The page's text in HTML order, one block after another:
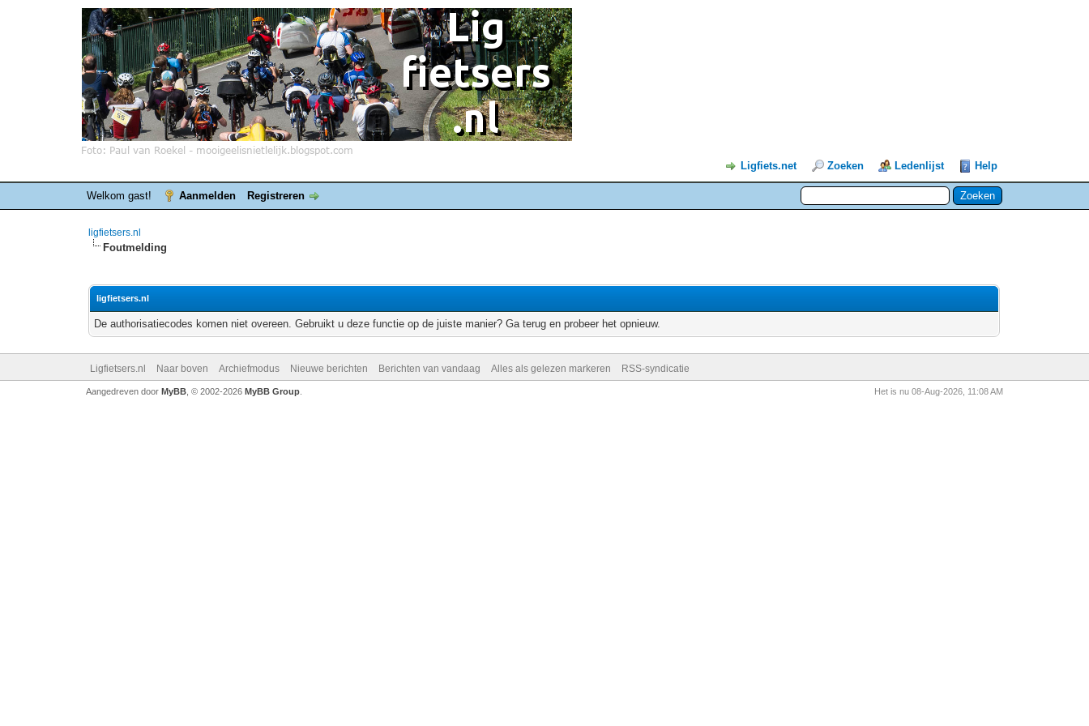
Ligfiets.net Zoeken Ledenlijst Help
Welkom gast! Aanmelden Registreren
ligfietsers.nl
Foutmelding
ligfietsers.nl
De authorisatiecodes komen niet overeen. Gebruikt u deze functie op de juiste manier? Ga terug en probeer het opnieuw.
Ligfietsers.nl Naar boven Archiefmodus Nieuwe berichten Berichten van vandaag Alles als gelezen markeren RSS-syndicatie
Het is nu 08-Aug-2026, 11:08 AM
Aangedreven door MyBB, © 2002-2026 MyBB Group.